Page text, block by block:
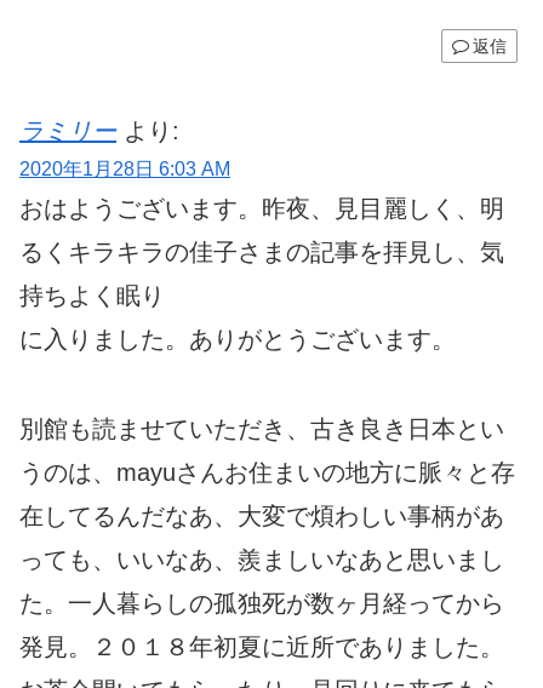
返信
ラミリー より:
2020年1月28日 6:03 AM
おはようございます。昨夜、見目麗しく、明
るくキラキラの佳子さまの記事を拝見し、気
持ちよく眠り
に入りました。ありがとうございます。
別館も読ませていただき、古き良き日本とい
うのは、mayuさんお住まいの地方に脈々と存
在してるんだなあ、大変で煩わしい事柄があ
っても、いいなあ、羨ましいなあと思いまし
た。一人暮らしの孤独死が数ヶ月経ってから
発見。２０１８年初夏に近所でありました。